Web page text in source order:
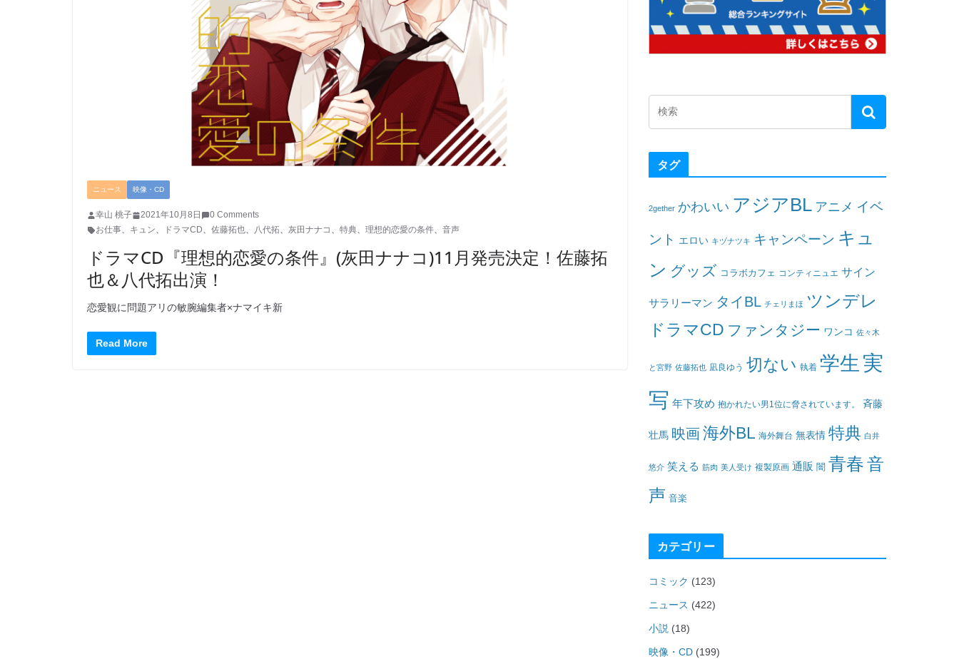
ニュース 映像・CD
幸山 桃子 2021年10月8日
0 Comments
お仕事、 キュン、 ドラマCD、 佐藤拓也、 八代拓、 灰田ナナコ 、 特典、 理想的恋愛の条件、 音声
ドラマCD『理想的恋愛の条件』(灰田ナナコ)11月発売決定！佐藤拓
也＆八代拓出演！
恋愛観に問題アリの敏腕編集者×ナマイキ新
Read More
タグ
2gether かわいい アジアBL アニメ イベ
ント エロい キヅナツキ キャンペーン キュ
ン グッズ コラボカフェ コンティニュエ サイン
サラリーマン タイBL チェリまほ ツンデレ
ドラマCD ファンタジー ワンコ 佐々木
と宮野 佐藤拓也 凪良ゆう 切ない 執着 学生 実
写 年下攻め 抱かれたい男1位に脅されています。 斉藤
壮馬 映画海外BL 海外舞台 無表情 特典 白井
悠介 笑える 筋肉 美人受け 複製原画 通販 闇 青春音
声 音楽
カテゴリー
コミック (123)
ニュース (422)
小説 (18)
映像・CD (199)